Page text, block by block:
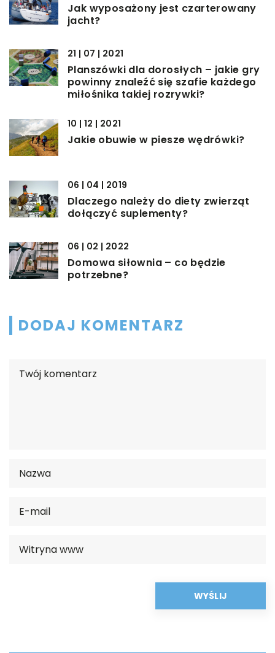
Jak wyposażony jest czarterowany
jacht?
21 | 07 | 2021
Planszówki dla dorosłych – jakie gry
powinny znaleźć się szafie każdego
miłośnika takiej rozrywki?
10 | 12 | 2021
Jakie obuwie w piesze wędrówki?
06 | 04 | 2019
Dlaczego należy do diety zwierząt
dołączyć suplementy?
06 | 02 | 2022
Domowa siłownia – co będzie
potrzebne?
DODAJ KOMENTARZ